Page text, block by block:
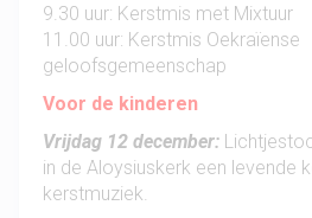
9.30 uur: Kerstmis met Mixtuur
11.00 uur: Kerstmis Oekraïense
geloofsgemeenschap
Voor de kinderen
Vrijdag 12 december:
in de Aloysiuskerk een levende
kerstmuziek.